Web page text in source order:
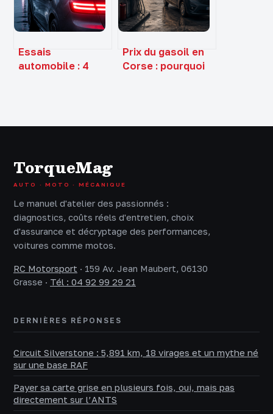
usage réel et
valeur de revente
importation
Essais
automobile : 4
Prix du gasoil en
Corse : pourquoi
TorqueMag
AUTO · MOTO · MÉCANIQUE
Le manuel d'atelier des passionnés :
diagnostics, coûts réels d'entretien, choix
d'assurance et décryptage des performances,
voitures comme motos.
RC Motorsport · 159 Av. Jean Maubert, 06130
Grasse · Tél : 04 92 99 29 21
DERNIÈRES RÉPONSES
Circuit Silverstone : 5,891 km, 18 virages et un mythe né
sur une base RAF
Payer sa carte grise en plusieurs fois, oui, mais pas
directement sur l’ANTS